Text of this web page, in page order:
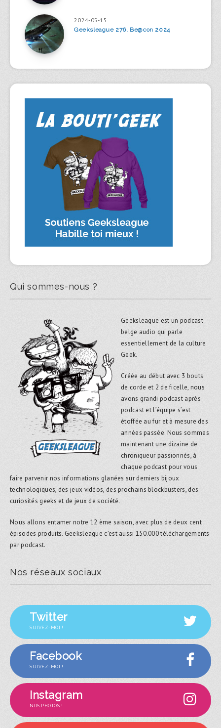
2024-05-15
Geeksleague 276, Be@con 2024
Qui sommes-nous ?
Geeksleague est un podcast
belge audio qui parle
essentiellement de la culture
Geek.
Créée au début avec 3 bouts
de corde et 2 de ficelle, nous
avons grandi podcast après
podcast et l’équipe s’est
étoffée au fur et à mesure des
années passée. Nous sommes
maintenant une dizaine de
chroniqueur passionnés, à
chaque podcast pour vous
faire parvenir nos informations glanées sur derniers bijoux
technologiques, des jeux vidéos, des prochains blockbusters, des
curiosités geeks et de jeux de société.
Nous allons entamer notre 12 ème saison, avec plus de deux cent
épisodes produits. Geeksleague c’est aussi 150.000 téléchargements
par podcast.
Nos réseaux sociaux
Twitter
SUIVEZ-MOI !
Facebook
SUIVEZ-MOI !
Instagram
NOS PHOTOS !